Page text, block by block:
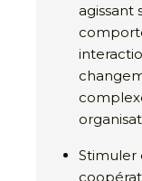
agissant
Stimuler